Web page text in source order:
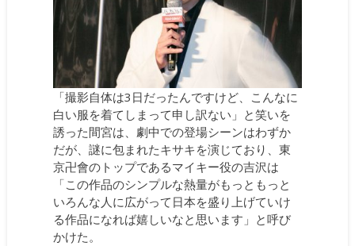
「撮影自体は3日だったんですけど、こんなに
白い服を着てしまって申し訳ない」と笑いを
誘った間宮は、劇中での登場シーンはわずか
だが、謎に包まれたキサキを演じており、東
京卍會のトップであるマイキー役の吉沢は
「この作品のシンプルな熱量がもっともっと
いろんな人に広がって日本を盛り上げていけ
る作品になれば嬉しいなと思います」と呼び
かけた。